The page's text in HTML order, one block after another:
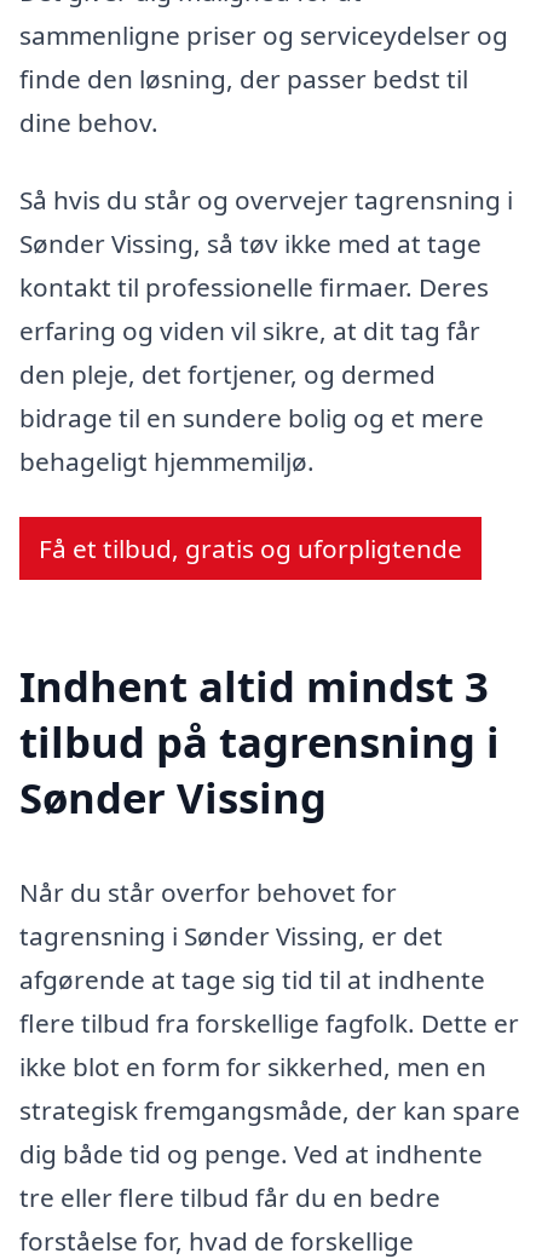
sammenligne priser og serviceydelser og
finde den løsning, der passer bedst til
dine behov.
Så hvis du står og overvejer tagrensning i
Sønder Vissing, så tøv ikke med at tage
kontakt til professionelle firmaer. Deres
erfaring og viden vil sikre, at dit tag får
den pleje, det fortjener, og dermed
bidrage til en sundere bolig og et mere
behageligt hjemmemiljø.
Få et tilbud, gratis og uforpligtende
Indhent altid mindst 3
tilbud på tagrensning i
Sønder Vissing
Når du står overfor behovet for
tagrensning i Sønder Vissing, er det
afgørende at tage sig tid til at indhente
flere tilbud fra forskellige fagfolk. Dette er
ikke blot en form for sikkerhed, men en
strategisk fremgangsmåde, der kan spare
dig både tid og penge. Ved at indhente
tre eller flere tilbud får du en bedre
forståelse for, hvad de forskellige